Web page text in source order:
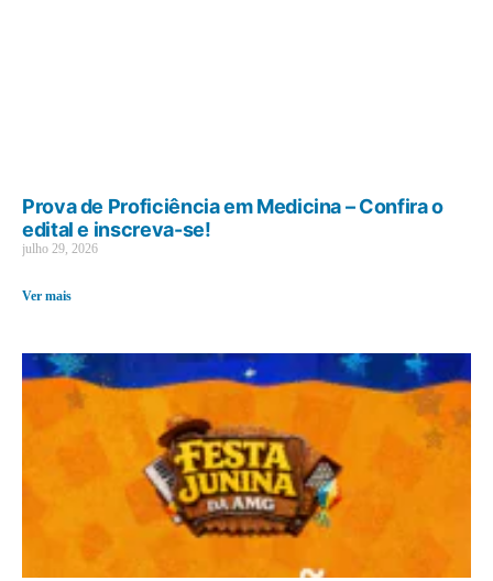
Prova de Proficiência em Medicina – Confira o
edital e inscreva-se!
julho 29, 2026
Ver mais